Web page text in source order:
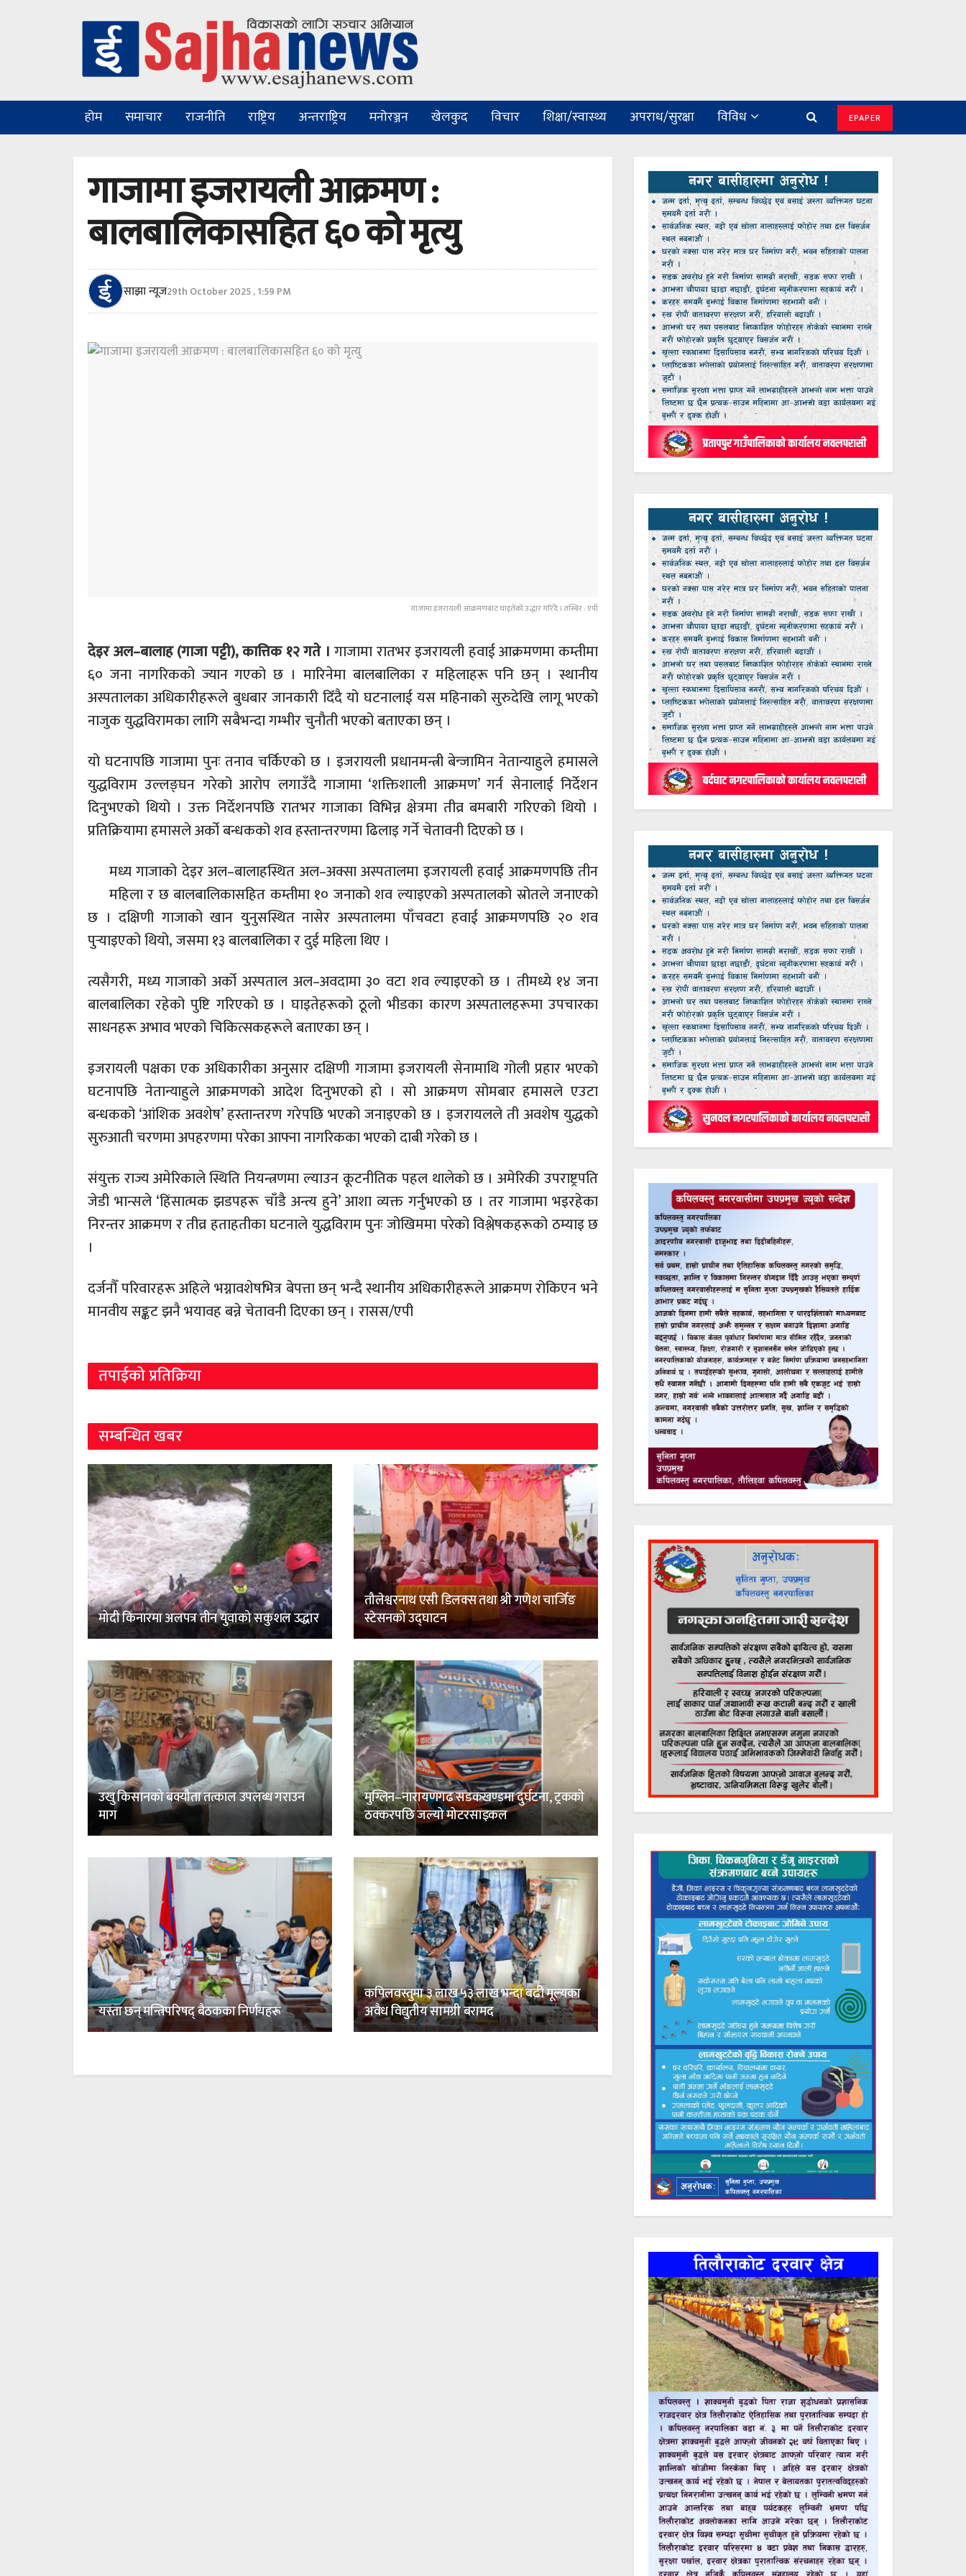
होम समाचार राजनीति राष्ट्रिय अन्तराष्ट्रिय मनोरञ्जन खेलकुद विचार शिक्षा/स्वास्थ्य अपराध/सुरक्षा विविध EPAPER
गाजामा इजरायली आक्रमण :
बालबालिकासहित ६० को मृत्यु
साझा न्यूज29th October 2025 , 1:59 PM
गाजामा इजरायली आक्रमणबाट घाइतेको उद्धार गरिँदै । तस्बिर : एपी
देइर अल–बालाह (गाजा पट्टी), कात्तिक १२ गते ।गाजामा रातभर इजरायली हवाई आक्रमणमा कम्तीमा
६० जना नागरिकको ज्यान गएको छ । मारिनेमा बालबालिका र महिलाहरू पनि छन् । स्थानीय
अस्पतालका अधिकारीहरूले बुधबार जानकारी दिँदै यो घटनालाई यस महिनाको सुरुदेखि लागू भएको
नाजुक युद्धविरामका लागि सबैभन्दा गम्भीर चुनौती भएको बताएका छन् ।
यो घटनापछि गाजामा पुनः तनाव चर्किएको छ । इजरायली प्रधानमन्त्री बेन्जामिन नेतान्याहुले हमासले
युद्धविराम उल्लङ्घन गरेको आरोप लगाउँदै गाजामा ‘शक्तिशाली आक्रमण’ गर्न सेनालाई निर्देशन
दिनुभएको थियो । उक्त निर्देशनपछि रातभर गाजाका विभिन्न क्षेत्रमा तीव्र बमबारी गरिएको थियो ।
प्रतिक्रियामा हमासले अर्को बन्धकको शव हस्तान्तरणमा ढिलाइ गर्ने चेतावनी दिएको छ ।
मध्य गाजाको देइर अल–बालाहस्थित अल–अक्सा अस्पतालमा इजरायली हवाई आक्रमणपछि तीन
महिला र छ बालबालिकासहित कम्तीमा १० जनाको शव ल्याइएको अस्पतालको स्रोतले जनाएको
छ । दक्षिणी गाजाको खान युनुसस्थित नासेर अस्पतालमा पाँचवटा हवाई आक्रमणपछि २० शव
पुर्‍याइएको थियो, जसमा १३ बालबालिका र दुई महिला थिए ।
त्यसैगरी, मध्य गाजाको अर्को अस्पताल अल–अवदामा ३० वटा शव ल्याइएको छ । तीमध्ये १४ जना
बालबालिका रहेको पुष्टि गरिएको छ । घाइतेहरूको ठूलो भीडका कारण अस्पतालहरूमा उपचारका
साधनहरू अभाव भएको चिकित्सकहरूले बताएका छन् ।
इजरायली पक्षका एक अधिकारीका अनुसार दक्षिणी गाजामा इजरायली सेनामाथि गोली प्रहार भएको
घटनापछि नेतान्याहुले आक्रमणको आदेश दिनुभएको हो । सो आक्रमण सोमबार हमासले एउटा
बन्धकको ‘आंशिक अवशेष’ हस्तान्तरण गरेपछि भएको जनाइएको छ । इजरायलले ती अवशेष युद्धको
सुरुआती चरणमा अपहरणमा परेका आफ्ना नागरिकका भएको दाबी गरेको छ ।
संयुक्त राज्य अमेरिकाले स्थिति नियन्त्रणमा ल्याउन कूटनीतिक पहल थालेको छ । अमेरिकी उपराष्ट्रपति
जेडी भान्सले ‘हिंसात्मक झडपहरू चाँडै अन्त्य हुने’ आशा व्यक्त गर्नुभएको छ । तर गाजामा भइरहेका
निरन्तर आक्रमण र तीव्र हताहतीका घटनाले युद्धविराम पुनः जोखिममा परेको विश्लेषकहरूको ठम्याइ छ
।
दर्जनौँ परिवारहरू अहिले भग्नावशेषभित्र बेपत्ता छन् भन्दै स्थानीय अधिकारीहरूले आक्रमण रोकिएन भने
मानवीय सङ्कट झनै भयावह बन्ने चेतावनी दिएका छन् । रासस/एपी
तपाईको प्रतिक्रिया
सम्बन्धित खबर
मोदी किनारमा अलपत्र तीन युवाको सकुशल उद्धार
तौलेश्वरनाथ एसी डिलक्स तथा श्री गणेश चार्जिङ
स्टेसनको उद्घाटन
उखु किसानको बक्यौता तत्काल उपलब्ध गराउन
माग
मुग्लिन–नारायणगढ सडकखण्डमा दुर्घटना, ट्रकको
ठक्करपछि जल्यो मोटरसाइकल
यस्ता छन् मन्त्रिपरिषद् बैठकका निर्णयहरू
कपिलवस्तुमा ३ लाख ५३ लाख भन्दा बढी मूल्यका
अवैध विद्युतीय सामग्री बरामद